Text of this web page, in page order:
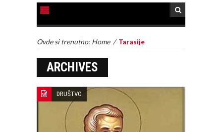
Ovde si trenutno: Home / Tarasije
ARCHIVES
DRUŠTVO